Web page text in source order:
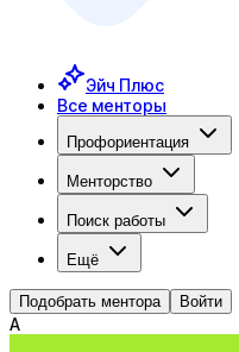
Эйч Плюс
Все менторы
Профориентация
Менторство
Поиск работы
Ещё
Подобрать ментора Войти
А